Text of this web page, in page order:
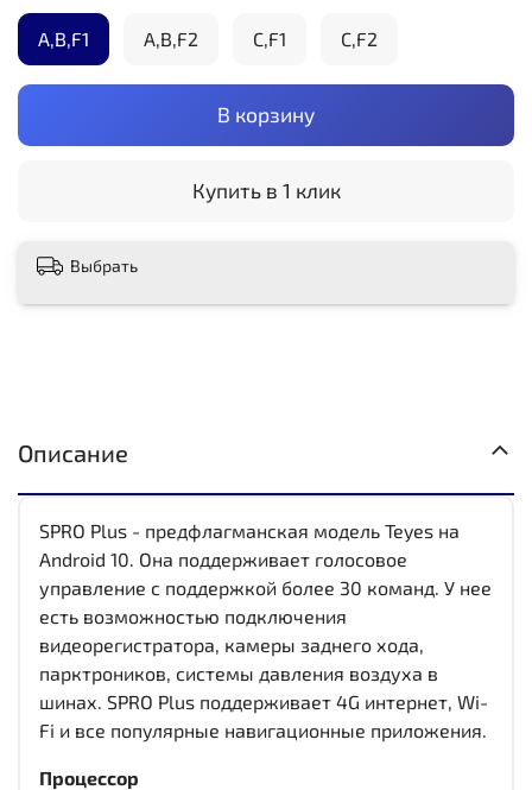
В корзину
Купить в 1 клик
A,B,F1 A,B,F2 С,F1 C,F2
Выбрать
Описание
SPRO Plus - предфлагманская модель Teyes на
Android 10. Она поддерживает голосовое
управление с поддержкой более 30 команд. У нее
есть возможностью подключения
видеорегистратора, камеры заднего хода,
парктроников, системы давления воздуха в
шинах. SPRO Plus поддерживает 4G интернет, Wi-
Fi и все популярные навигационные приложения.
Процессор